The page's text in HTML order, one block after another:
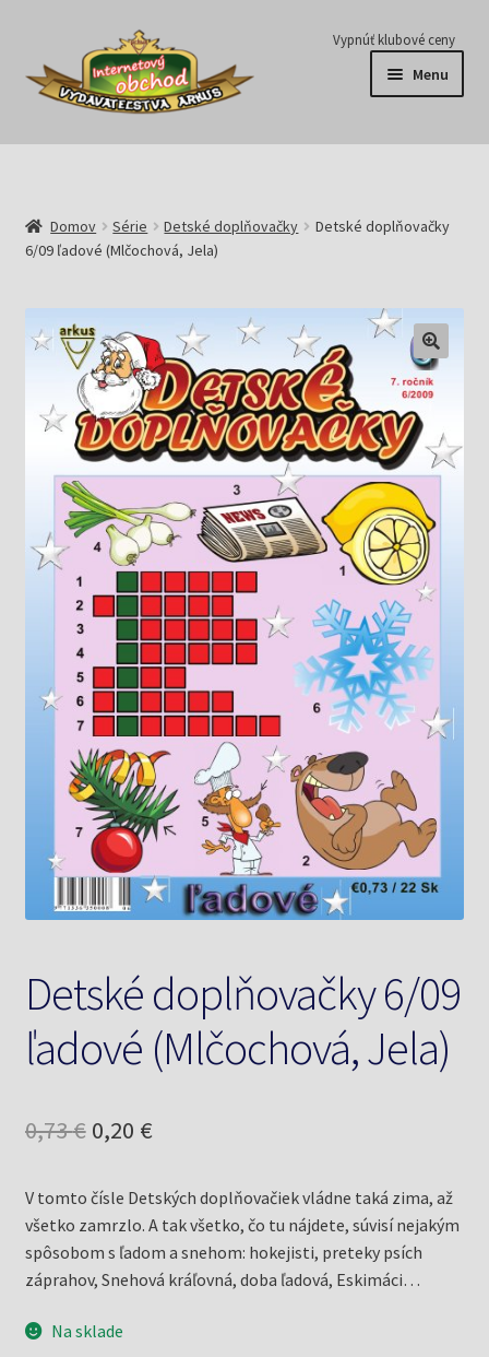
Preskočiť
navigáciu
Preskočiť
obsah
Vypnúť klubové ceny
Menu
Série
E-knihy
Pripravujeme
Pre školy
Knižný klub
Kontakt
Domov Série Detské doplňovačky
Detské doplňovačky
6/09 ľadové (Mlčochová, Jela)
Detské doplňovačky 6/09
ľadové (Mlčochová, Jela)
0,73€ Pôvodná
bola:
0,73 €.
0,20 €Aktuálna
je:
0,20 €.
V tomto čísle Detských doplňovačiek vládne taká zima, až
všetko zamrzlo. A tak všetko, čo tu nájdete, súvisí nejakým
spôsobom s ľadom a snehom: hokejisti, preteky psích
záprahov, Snehová kráľovná, doba ľadová, Eskimáci…
Na sklade